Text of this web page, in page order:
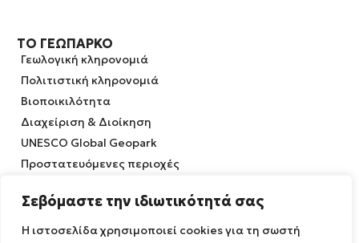
Σεβόμαστε την ιδιωτικότητά σας
Η ιστοσελίδα χρησιμοποιεί cookies για τη σωστή
ΤΟ ΓΕΩΠΆΡΚΟ
Γεωλογική κληρονομιά
Πολιτιστική κληρονομιά
Βιοποικιλότητα
Διαχείριση & Διοίκηση
UNESCO Global Geopark
Προστατευόμενες περιοχές
ΔΙΆΔΡΑΣΗ
Διαδρομές
Σημεία ενδιαφέροντος